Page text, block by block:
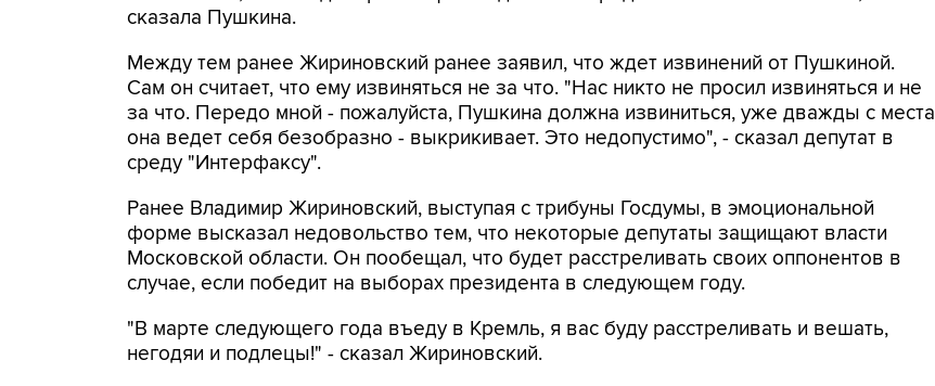
сказала Пушкина.
Между тем ранее Жириновский ранее заявил, что ждет извинений от Пушкиной.
Сам он считает, что ему извиняться не за что. "Нас никто не просил извиняться и не
за что. Передо мной - пожалуйста, Пушкина должна извиниться, уже дважды с места
она ведет себя безобразно - выкрикивает. Это недопустимо", - сказал депутат в
среду "Интерфаксу".
Ранее Владимир Жириновский, выступая с трибуны Госдумы, в эмоциональной
форме высказал недовольство тем, что некоторые депутаты защищают власти
Московской области. Он пообещал, что будет расстреливать своих оппонентов в
случае, если победит на выборах президента в следующем году.
"В марте следующего года въеду в Кремль, я вас буду расстреливать и вешать,
негодяи и подлецы!" - сказал Жириновский.